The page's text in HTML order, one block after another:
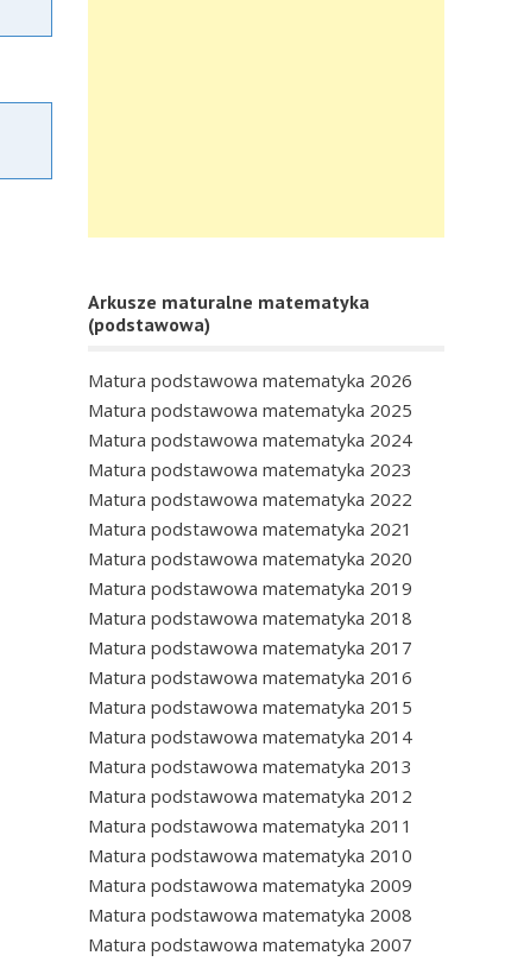
Arkusze maturalne matematyka
(podstawowa)
Matura podstawowa matematyka 2026
Matura podstawowa matematyka 2025
Matura podstawowa matematyka 2024
Matura podstawowa matematyka 2023
Matura podstawowa matematyka 2022
Matura podstawowa matematyka 2021
Matura podstawowa matematyka 2020
Matura podstawowa matematyka 2019
Matura podstawowa matematyka 2018
Matura podstawowa matematyka 2017
Matura podstawowa matematyka 2016
Matura podstawowa matematyka 2015
Matura podstawowa matematyka 2014
Matura podstawowa matematyka 2013
Matura podstawowa matematyka 2012
Matura podstawowa matematyka 2011
Matura podstawowa matematyka 2010
Matura podstawowa matematyka 2009
Matura podstawowa matematyka 2008
Matura podstawowa matematyka 2007